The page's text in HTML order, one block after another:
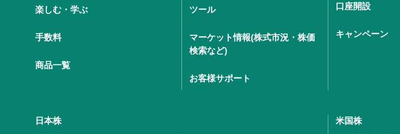
楽しむ・学ぶ
手数料
商品一覧
ツール
マーケット情報(株式市況・株価
検索など)
お客様サポート
口座開設
キャンペーン
日本株 米国株